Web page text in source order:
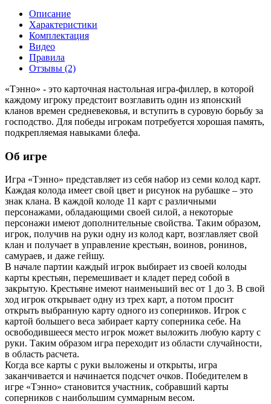
Описание
Характеристики
Комплектация
Видео
Правила
Отзывы (2)
«Тэнно» - это карточная настольная игра-филлер, в которой
каждому игроку предстоит возглавить один из японский
кланов времен средневековья, и вступить в суровую борьбу за
господство. Для победы игрокам потребуется хорошая память,
подкрепляемая навыками блефа.
Об игре
Игра «Тэнно» представляет из себя набор из семи колод карт.
Каждая колода имеет свой цвет и рисунок на рубашке – это
знак клана. В каждой колоде 11 карт с различными
персонажами, обладающими своей силой, а некоторые
персонажи имеют дополнительные свойства. Таким образом,
игрок, получив на руки одну из колод карт, возглавляет свой
клан и получает в управление крестьян, воинов, ронинов,
самураев, и даже гейшу.
В начале партии каждый игрок выбирает из своей колоды
карты крестьян, перемешивает и кладет перед собой в
закрытую. Крестьяне имеют наименьший вес от 1 до 3. В свой
ход игрок открывает одну из трех карт, а потом просит
открыть выбранную карту одного из соперников. Игрок с
картой большего веса забирает карту соперника себе. На
освободившееся место игрок может выложить любую карту с
руки. Таким образом игра переходит из области случайности,
в область расчета.
Когда все карты с руки выложены и открыты, игра
заканчивается и начинается подсчет очков. Победителем в
игре «Тэнно» становится участник, собравший карты
соперников с наибольшим суммарным весом.